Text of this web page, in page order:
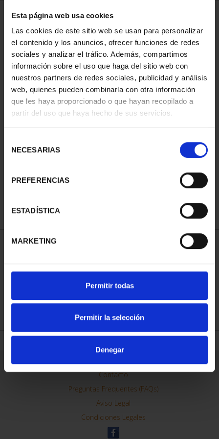
Esta página web usa cookies
Las cookies de este sitio web se usan para personalizar
el contenido y los anuncios, ofrecer funciones de redes
sociales y analizar el tráfico. Además, compartimos
información sobre el uso que haga del sitio web con
nuestros partners de redes sociales, publicidad y análisis
web, quienes pueden combinarla con otra información
que les haya proporcionado o que hayan recopilado a
partir del uso que haya hecho de sus servicios.
NECESARIAS
PREFERENCIAS
ESTADÍSTICA
MARKETING
Permitir todas
Permitir la selección
Denegar
1 Productos encontrados
EMILIA PARDO BAZÁN
REFINAR
Información General
Contacto
Preguntas Frequentes (FAQs)
Aviso Legal
Condiciones Legales